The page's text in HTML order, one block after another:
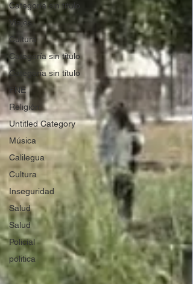
Categoría sin título
Viajes
Cultura
Categoría sin título
Categoría sin título
FNE
Religión
Untitled Category
Música
Calilegua
Cultura
Inseguridad
Salud
Salud
Policial
politica